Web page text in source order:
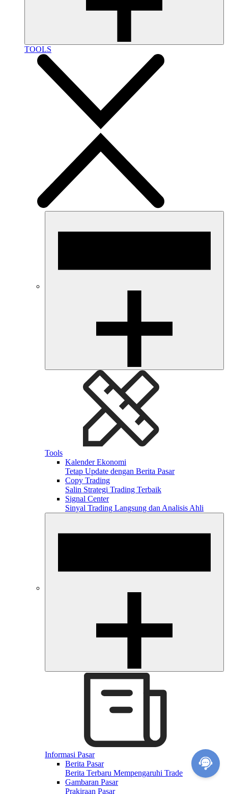
TOOLS
Tools
Kalender Ekonomi
Tetap Update dengan Berita Pasar
Copy Trading
Salin Strategi Trading Terbaik
Signal Center
Sinyal Trading Langsung dan Analisis Ahli
Informasi Pasar
Berita Pasar
Berita Terbaru Mempengaruhi Trade
Gambaran Pasar
Prakiraan Pasar